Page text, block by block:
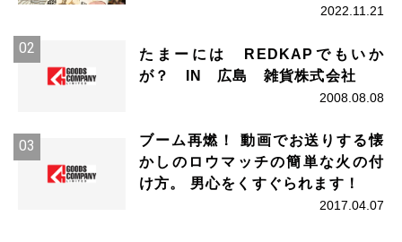
2022.11.21
たまーには REDKAPでもいか
が？ IN 広島 雑貨株式会社
2008.08.08
ブーム再燃！ 動画でお送りする懐
かしのロウマッチの簡単な火の付
け方。 男心をくすぐられます！
2017.04.07